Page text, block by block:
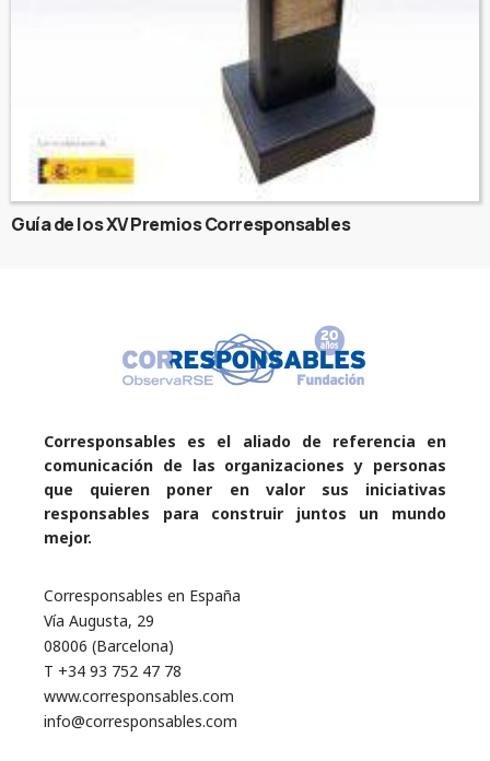
Guía de los XV Premios Corresponsables
Corresponsables es el aliado de referencia en
comunicación de las organizaciones y personas
que quieren poner en valor sus iniciativas
responsables para construir juntos un mundo
mejor.
Corresponsables en España
Vía Augusta, 29
08006 (Barcelona)
T +34 93 752 47 78
www.corresponsables.com
info@corresponsables.com